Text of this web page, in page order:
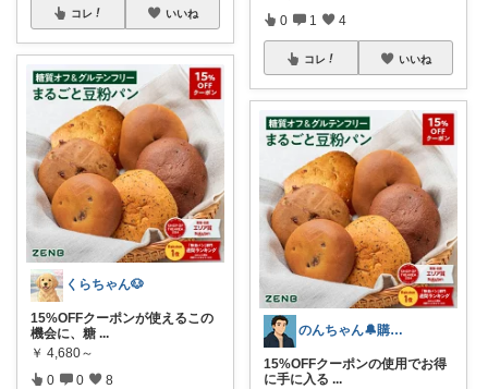
コレ いいね
くらちゃん🐶
15%OFFクーポンが使えるこの
機会に、糖 ...
￥ 4,680～
0 0 8
0 1 4
コレ いいね
のんちゃん🔔購入感謝です✨
15%OFFクーポンの使用でお得
に手に入る ...